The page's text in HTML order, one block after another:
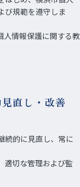
び規範を遵守しま
人情報保護に関する教
直し・改善
続的に見直し、常に
適切な管理および監